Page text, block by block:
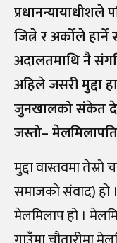
प्रधानन्यायाधीशले
जित्ने र अर्कोले
अदालतमाथि नै
अहिले जसरी मुद्दा
जुनखालको संकेत
जस्तो–
मुद्दा वास्तवमा
समाजको संवाद) हो
मेलमिलाप हो ।